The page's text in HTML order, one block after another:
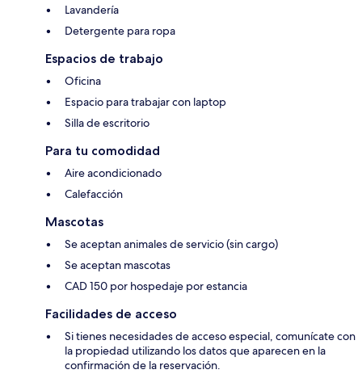
Lavandería
Detergente para ropa
Espacios de trabajo
Oficina
Espacio para trabajar con laptop
Silla de escritorio
Para tu comodidad
Aire acondicionado
Calefacción
Mascotas
Se aceptan animales de servicio (sin cargo)
Se aceptan mascotas
CAD 150 por hospedaje por estancia
Facilidades de acceso
Si tienes necesidades de acceso especial, comunícate con
la propiedad utilizando los datos que aparecen en la
confirmación de la reservación.